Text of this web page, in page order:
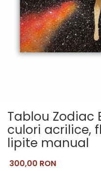
Pictate
Tablou Zodiac
culori acrilice,
lipite manual
300,00 RON